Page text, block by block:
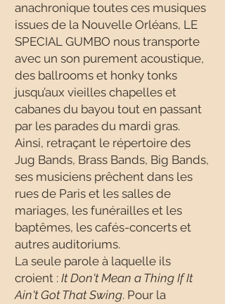
anachronique toutes ces musiques
issues de la Nouvelle Orléans, LE
SPECIAL GUMBO nous transporte
avec un son purement acoustique,
des ballrooms et honky tonks
jusqu’aux vieilles chapelles et
cabanes du bayou tout en passant
par les parades du mardi gras.
Ainsi, retraçant le répertoire des
Jug Bands, Brass Bands, Big Bands,
ses musiciens prêchent dans les
rues de Paris et les salles de
mariages, les funérailles et les
baptêmes, les cafés-concerts et
autres auditoriums.
La seule parole à laquelle ils
croient : It Don't Mean a Thing If It
Ain't Got That Swing. Pour la